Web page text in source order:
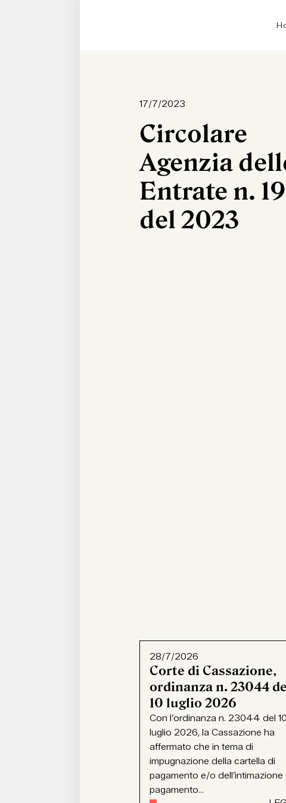
17/7/2023
Circolare
Agenzia
Entrate n. 19
del 2023
28/7/2026
Corte di Cassazione,
ordinanza n. 23044
10 luglio 2026
Con l’ordinanza n. 23044 del 10
luglio 2026, la Cassazione ha
affermato che in tema di
impugnazione della cartella di
pagamento e/o dell’intimazione
pagamento...